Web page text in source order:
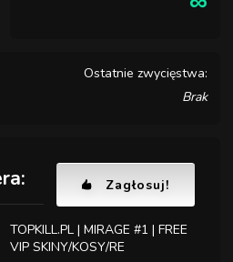
Ostatnie zwycięstwa:
Brak
Zagłosuj!
TOPKILL.PL | MIRAGE #1 | FREE
VIP SKINY/KOSY/RE